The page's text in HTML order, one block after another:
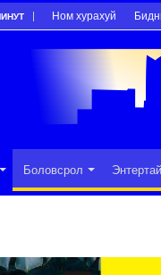
Ном хурахуй
Боловсрол